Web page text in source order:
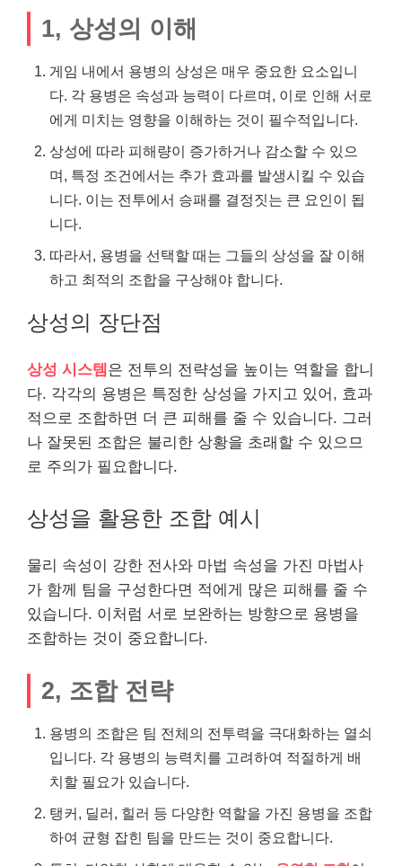
1, 상성의 이해
게임 내에서 용병의 상성은 매우 중요한 요소입니
다. 각 용병은 속성과 능력이 다르며, 이로 인해 서로
에게 미치는 영향을 이해하는 것이 필수적입니다.
상성에 따라 피해량이 증가하거나 감소할 수 있으
며, 특정 조건에서는 추가 효과를 발생시킬 수 있습
니다. 이는 전투에서 승패를 결정짓는 큰 요인이 됩
니다.
따라서, 용병을 선택할 때는 그들의 상성을 잘 이해
하고 최적의 조합을 구상해야 합니다.
상성의 장단점
상성 시스템 은 전투의 전략성을 높이는 역할을 합니
다. 각각의 용병은 특정한 상성을 가지고 있어, 효과
적으로 조합하면 더 큰 피해를 줄 수 있습니다. 그러
나 잘못된 조합은 불리한 상황을 초래할 수 있으므
로 주의가 필요합니다.
상성을 활용한 조합 예시
물리 속성이 강한 전사와 마법 속성을 가진 마법사
가 함께 팀을 구성한다면 적에게 많은 피해를 줄 수
있습니다. 이처럼 서로 보완하는 방향으로 용병을
조합하는 것이 중요합니다.
2, 조합 전략
용병의 조합은 팀 전체의 전투력을 극대화하는 열쇠
입니다. 각 용병의 능력치를 고려하여 적절하게 배
치할 필요가 있습니다.
탱커, 딜러, 힐러 등 다양한 역할을 가진 용병을 조합
하여 균형 잡힌 팀을 만드는 것이 중요합니다.